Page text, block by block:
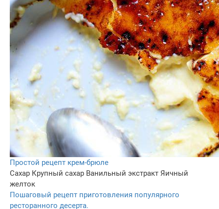
Простой рецепт крем-брюле
Сахар Крупный сахар Ванильный экстракт Яичный
желток
Пошаговый рецепт приготовления популярного
ресторанного десерта.